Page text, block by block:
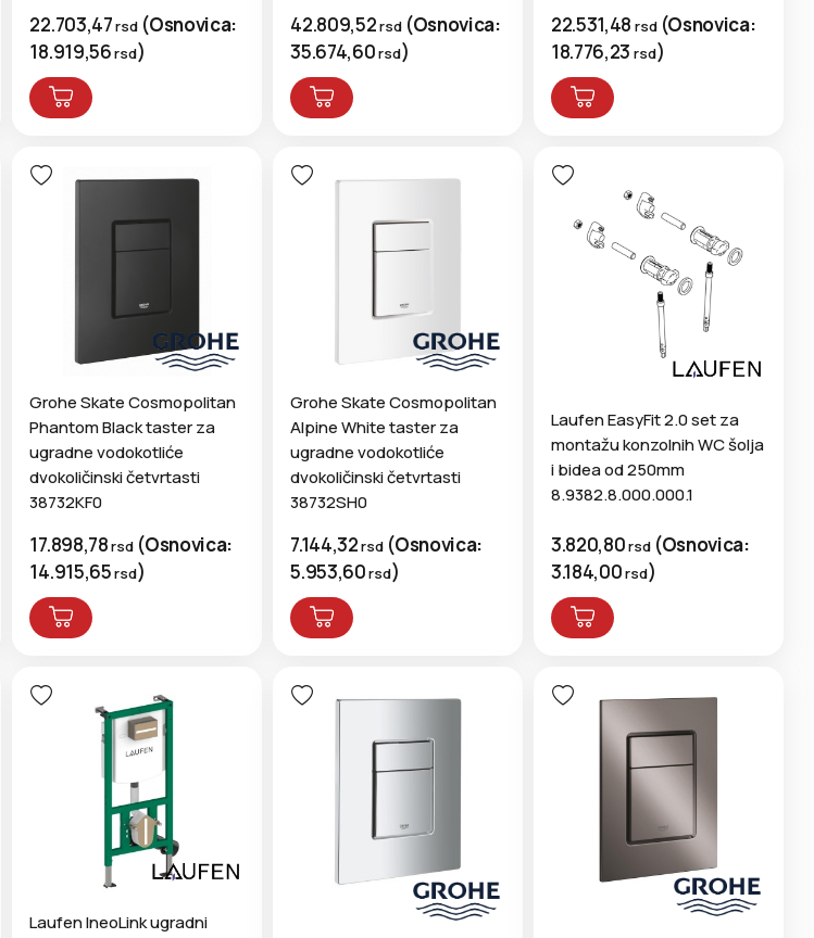
22.703,47rsd (Osnovica:
18.919,56rsd)
42.809,52rsd (Osnovica:
35.674,60rsd)
22.531,48 rsd (Osnovica:
18.776,23 rsd)
Grohe Skate Cosmopolitan
Phantom Black taster za
ugradne vodokotliće
dvokoličinski četvrtasti
38732KF0
17.898,78rsd (Osnovica:
14.915,65rsd)
Grohe Skate Cosmopolitan
Alpine White taster za
ugradne vodokotliće
dvokoličinski četvrtasti
38732SH0
7.144,32rsd (Osnovica:
5.953,60rsd)
Laufen EasyFit 2.0 set za
montažu konzolnih WC šolja
i bidea od 250mm
8.9382.8.000.000.1
3.820,80rsd (Osnovica:
3.184,00rsd)
Laufen IneoLink ugradni